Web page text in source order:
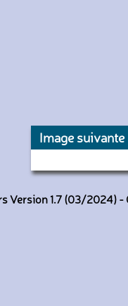
Image suivante
3.0001
Version 1.7 (03/2024) -